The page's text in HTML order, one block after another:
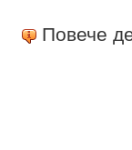
Повече